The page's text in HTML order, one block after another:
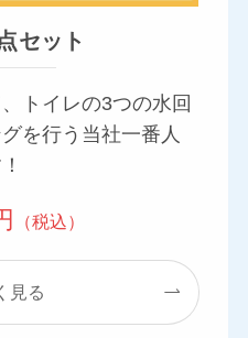
セット
トイレの3つの水回
を行う当社一番人
（税込）
見る